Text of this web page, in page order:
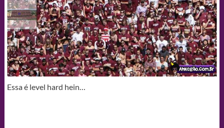
Essa é level hard hein…